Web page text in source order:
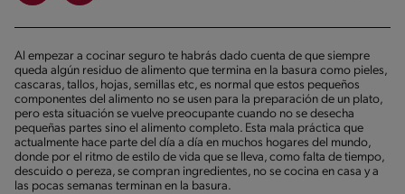
Al empezar a cocinar seguro te habrás dado cuenta de que siempre
queda algún residuo de alimento que termina en la basura como pieles,
cascaras, tallos, hojas, semillas etc, es normal que estos pequeños
componentes del alimento no se usen para la preparación de un plato,
pero esta situación se vuelve preocupante cuando no se desecha
pequeñas partes sino el alimento completo. Esta mala práctica que
actualmente hace parte del día a día en muchos hogares del mundo,
donde por el ritmo de estilo de vida que se lleva, como falta de tiempo,
descuido o pereza, se compran ingredientes, no se cocina en casa y a
las pocas semanas terminan en la basura.